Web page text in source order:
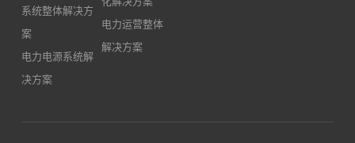
系统整体解决方
案
电力电源系统解
决方案
电力运营整体
解决方案